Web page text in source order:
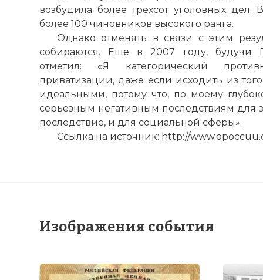
возбудила более трехсот уголовных
более 100 чиновников высокого ранга.
Однако отменять в связи с этим
собираются. Еще в 2007 году, будучи
отметил: «Я категорический
приватизации, даже если исходить из
идеальными, потому что, по моему
серьезным негативным последствиям для
последствие, и для социальной сферы».
Ссылка на источник: http://
Изображения события